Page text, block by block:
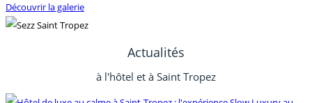
Découvrir la galerie
Actualités
à l'hôtel et à Saint Tropez